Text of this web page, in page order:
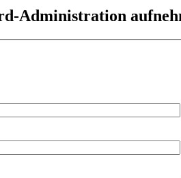
Administration